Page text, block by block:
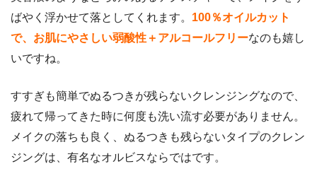
ばやく浮かせて落としてくれます。 100％オイルカット
で、お肌にやさしい弱酸性＋アルコールフリーなのも嬉し
いですね。
すすぎも簡単でぬるつきが残らないクレンジングなので、
疲れて帰ってきた時に何度も洗い流す必要がありません。
メイクの落ちも良く、ぬるつきも残らないタイプのクレン
ジングは、有名なオルビスならではです。